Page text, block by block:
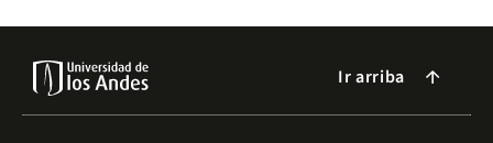
Ir arriba arrow_forward